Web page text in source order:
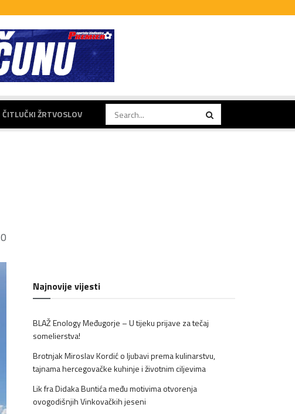
ČITLUČKI ŽRTVOSLOV
0
Najnovije vijesti
BLAŽ Enology Međugorje – U tijeku prijave za tečaj
somelierstva!
Brotnjak Miroslav Kordić o ljubavi prema kulinarstvu,
tajnama hercegovačke kuhinje i životnim ciljevima
Lik fra Didaka Buntića među motivima otvorenja
ovogodišnjih Vinkovačkih jeseni